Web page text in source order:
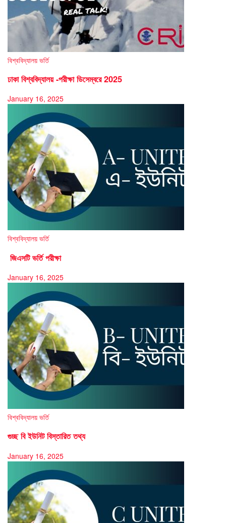
বিশ্ববিদ্যালয় ভর্তি
ঢাকা বিশ্ববিদ্যালয় -পরীক্ষা ডিসেম্বরে 2025
January 16, 2025
বিশ্ববিদ্যালয় ভর্তি
জিএসটি ভর্তি পরীক্ষা
January 16, 2025
বিশ্ববিদ্যালয় ভর্তি
গুচ্ছ বি ইউনিট বিস্তারিত তথ্য
January 16, 2025